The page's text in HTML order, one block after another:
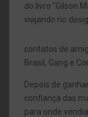
do livro “Gilson
viajando no
contatos de
Brasil, Gang e
Depois de ganhar
confiança das
para onde